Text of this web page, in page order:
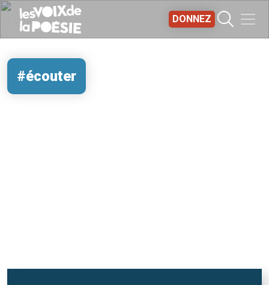
DONNEZ
#écouter